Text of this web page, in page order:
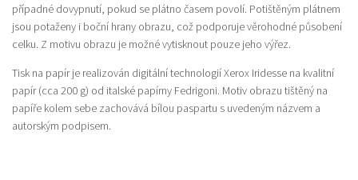
případné dovypnutí, pokud se plátno časem povolí. Potištěným plátnem
jsou potaženy i boční hrany obrazu, což podporuje věrohodné působení
celku. Z motivu obrazu je možné vytisknout pouze jeho výřez.
Tisk na papír je realizován digitální technologií Xerox Iridesse na kvalitní
papír (cca 200 g) od italské papírny Fedrigoni. Motiv obrazu tištěný na
papíře kolem sebe zachovává bílou paspartu s uvedeným názvem a
autorským podpisem.